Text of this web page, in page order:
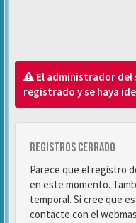
El administrador
registrado y se haya
Registros cerrado
Parece que el registro
en este momento.
temporal. Si cree que
contacte con el